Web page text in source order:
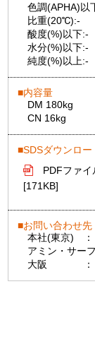
色調(APHA)以
比重(20℃):-
酸度(%)以下:-
水分(%)以下:-
純度(%)以上:-
内容量
DM 180kg
CN 16kg
SDSダウンロー
PDFファイ
[171KB]
お問い合わせ先
本社(東京)
：
アミン・サー
大阪
：